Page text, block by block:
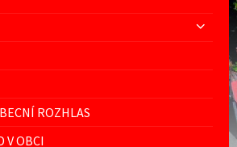
ROZHLAS
V OBCI